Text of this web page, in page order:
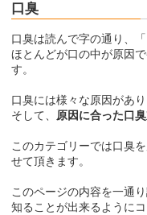
口臭
口臭は読んで字の通り、
ほとんどが口の中が原因
す。
口臭には様々な原因があ
そして、 原因に合った口
このカテゴリーでは口臭
せて頂きます。
このページの内容を一通
知ることが出来るように